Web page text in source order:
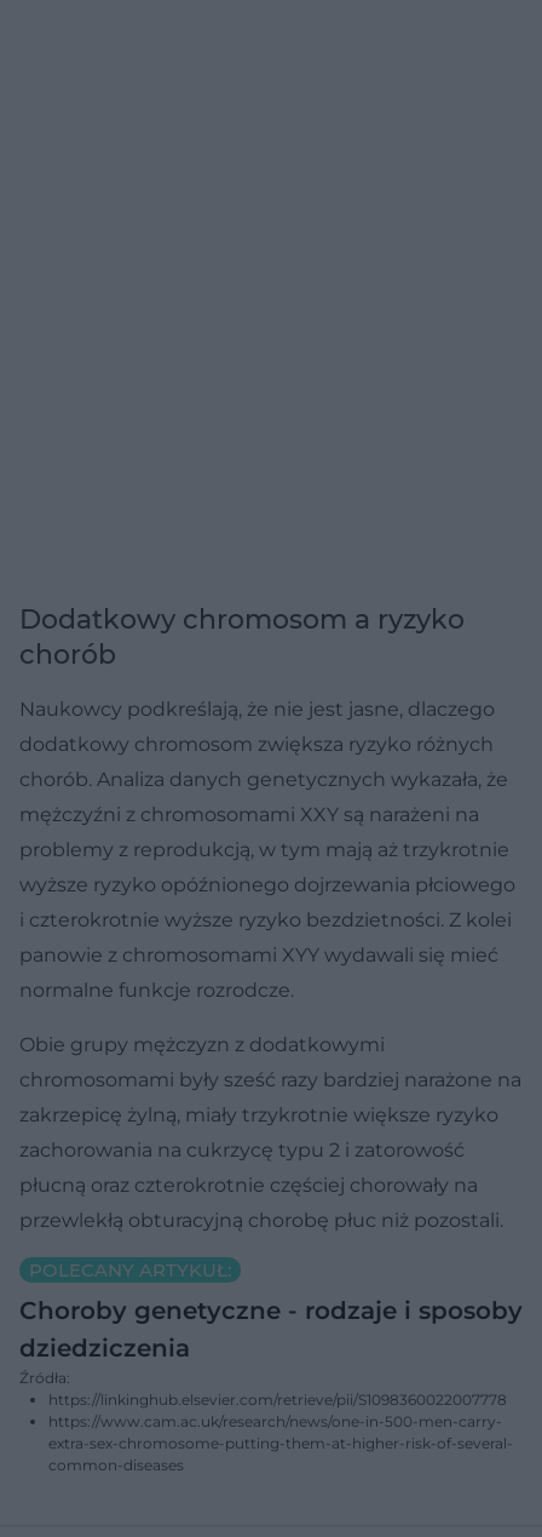
Dodatkowy chromosom a ryzyko
chorób
Naukowcy podkreślają, że nie jest jasne, dlaczego
dodatkowy chromosom zwiększa ryzyko różnych
chorób. Analiza danych genetycznych wykazała, że
mężczyźni z chromosomami XXY są narażeni na
problemy z reprodukcją, w tym mają aż trzykrotnie
wyższe ryzyko opóźnionego dojrzewania płciowego
i czterokrotnie wyższe ryzyko bezdzietności. Z kolei
panowie z chromosomami XYY wydawali się mieć
normalne funkcje rozrodcze.
Obie grupy mężczyzn z dodatkowymi
chromosomami były sześć razy bardziej narażone na
zakrzepicę żylną, miały trzykrotnie większe ryzyko
zachorowania na cukrzycę typu 2 i zatorowość
płucną oraz czterokrotnie częściej chorowały na
przewlekłą obturacyjną chorobę płuc niż pozostali.
POLECANY ARTYKUŁ:
Choroby genetyczne - rodzaje i sposoby
dziedziczenia
Źródła:
https://linkinghub.elsevier.com/retrieve/pii/S1098360022007778
https://www.cam.ac.uk/research/news/one-in-500-men-carry-
extra-sex-chromosome-putting-them-at-higher-risk-of-several-
common-diseases